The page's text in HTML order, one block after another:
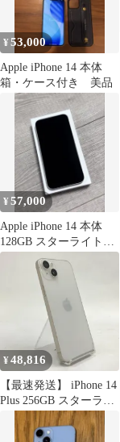
¥53,000
Apple iPhone 14 本体
箱・ケース付き 美品
¥57,000
Apple iPhone 14 本体
128GB スターライト
SIMフリー
¥48,816
【最速発送】 iPhone 14
Plus 256GB スターライ
ト SIMフリー 白ロム
【難有】 86%